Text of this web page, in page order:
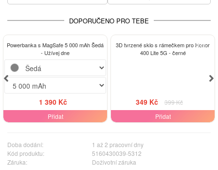
DOPORUČENO PRO TEBE
Powerbanka s MagSafe 5 000 mAh Šedá
- Užívej dne
1 390 Kč
Přidat
-13%
3D tvrzené sklo s rámečkem pro Honor
400 Lite 5G - černé
349 Kč
399 Kč
Přidat
Doba dodání:
1 až 2 pracovní dny
Kód produktu:
5160430039-5312
Záruka:
Doživotní záruka